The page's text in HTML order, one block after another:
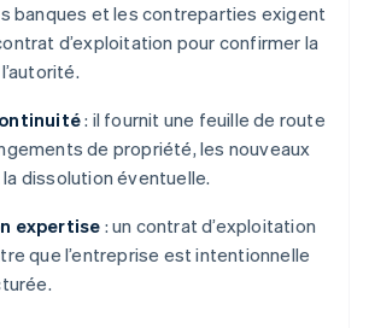
banques et les contreparties exigent
d’exploitation pour confirmer la
: il fournit une feuille de route
de propriété, les nouveaux
dissolution éventuelle.
expertise : un contrat d’exploitation
que l’entreprise est intentionnelle